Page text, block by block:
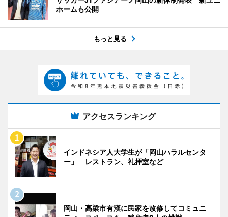
ホームも公開
もっと見る
アクセスランキング
インドネシア人大学生が「岡山ハラルセンタ
ー」 レストラン、礼拝室など
岡山・高梁市有漢に民家を改修してコミュニ